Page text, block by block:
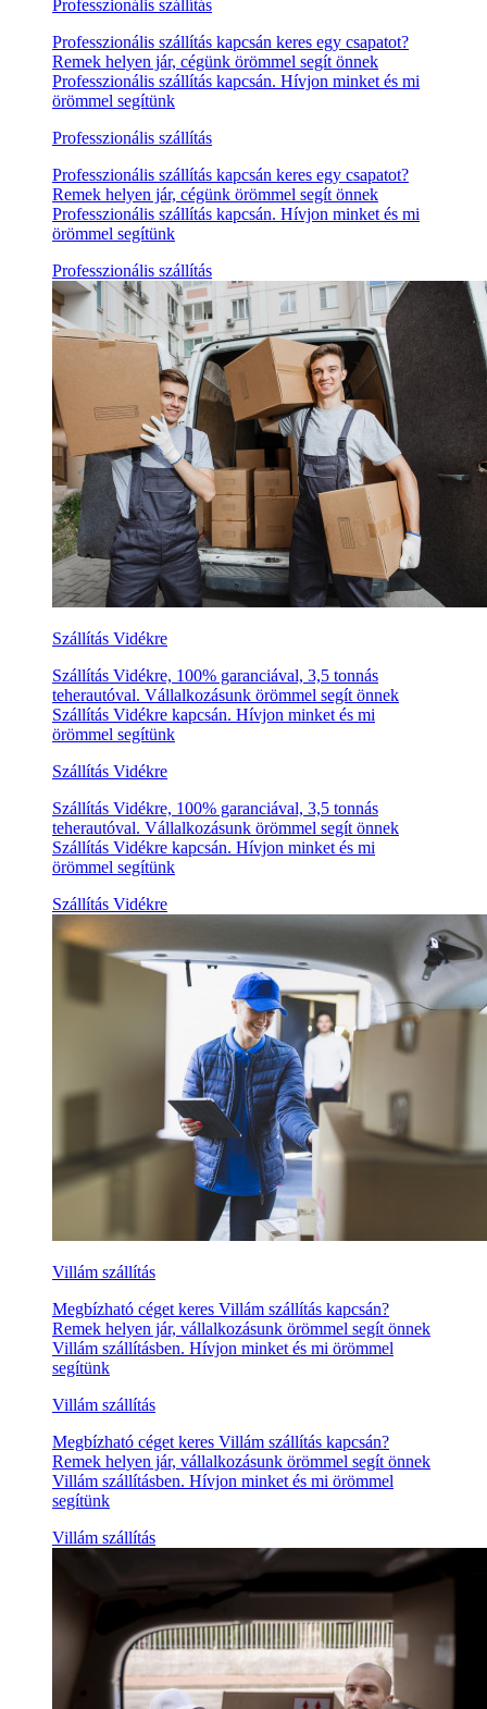
Professzionális szállítás
Professzionális szállítás kapcsán keres egy csapatot?
Remek helyen jár, cégünk örömmel segít önnek
Professzionális szállítás kapcsán. Hívjon minket és mi
örömmel segítünk
Professzionális szállítás
Professzionális szállítás kapcsán keres egy csapatot?
Remek helyen jár, cégünk örömmel segít önnek
Professzionális szállítás kapcsán. Hívjon minket és mi
örömmel segítünk
Professzionális szállítás
Szállítás Vidékre
Szállítás Vidékre, 100% garanciával, 3,5 tonnás
teherautóval. Vállalkozásunk örömmel segít önnek
Szállítás Vidékre kapcsán. Hívjon minket és mi
örömmel segítünk
Szállítás Vidékre
Szállítás Vidékre, 100% garanciával, 3,5 tonnás
teherautóval. Vállalkozásunk örömmel segít önnek
Szállítás Vidékre kapcsán. Hívjon minket és mi
örömmel segítünk
Szállítás Vidékre
Villám szállítás
Megbízható céget keres Villám szállítás kapcsán?
Remek helyen jár, vállalkozásunk örömmel segít önnek
Villám szállításben. Hívjon minket és mi örömmel
segítünk
Villám szállítás
Megbízható céget keres Villám szállítás kapcsán?
Remek helyen jár, vállalkozásunk örömmel segít önnek
Villám szállításben. Hívjon minket és mi örömmel
segítünk
Villám szállítás